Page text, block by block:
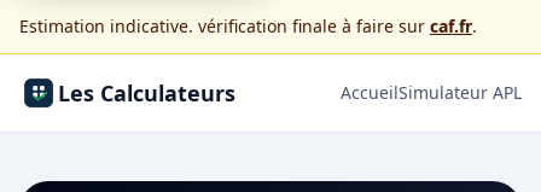
Estimation indicative. vérification finale à faire sur caf.fr.
Les Calculateurs AccueilSimulateur APL